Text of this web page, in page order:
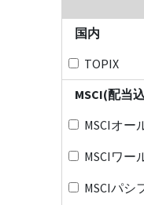
国内
TOPIX
MSCI(配当
MSCIオー
MSCIワー
MSCIパシ